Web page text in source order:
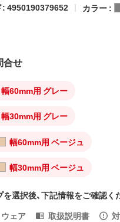
4950190379652 カラー :
合せ
幅60mm用 グレー
幅30mm用 グレー
幅60mm用 ベージュ
幅30mm用 ベージュ
選択後、下記情報をご確認く
ェア
取扱説明書